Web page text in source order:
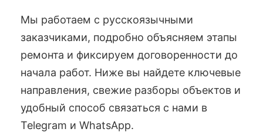
Мы работаем с русскоязычными
заказчиками, подробно объясняем этапы
ремонта и фиксируем договоренности до
начала работ. Ниже вы найдете ключевые
направления, свежие разборы объектов и
удобный способ связаться с нами в
Telegram и WhatsApp.